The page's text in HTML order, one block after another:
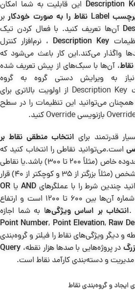
این قابلیت به شما امکان
بر
آن‌ها تعریف کنید. با فعال کردن تیک
Description Key ، نرم‌افزار کنترل
واگذار می‌کند.این کار باعث می‌شود که
، آن‌ها با سبک‌های از پیش تعریف شده
به ویرایش دستی گروه به گروه
تنظیمات Description Key از اولویت بالاتری برای
همچنان می‌توانید این تنظیمات را در سطح
قدرتمند برای انتخاب منطقی نقاط بر
است.می‌توانید نقاطی را انتخاب کنید که
آن‌ها در یک محدوده خاص (مثلاً 200 تا 300) باشد.یا نقاطی
آن‌ها در یک بازه مشخص (مثلاً بزرگتر از 35 و کوچکتر از 40) قرار
چندین شرط را با عملگرهایAND یا OR
ترکیب کنید مثلاً نقاطی که شماره آن‌ها بین 600 تا 1200 است و ارتفاع
انتخاب بر اساس ویژگی‌ها به شما اجازه
Point Number, Point Elevation, Raw
و دیگر ویژگی‌های نقاط را فیلتر و گروه‌بندی
در پروژه‌هایی با صدها هزار نقطه، Query
مدیریت و دسته‌بندی کارآمد نقاط است.